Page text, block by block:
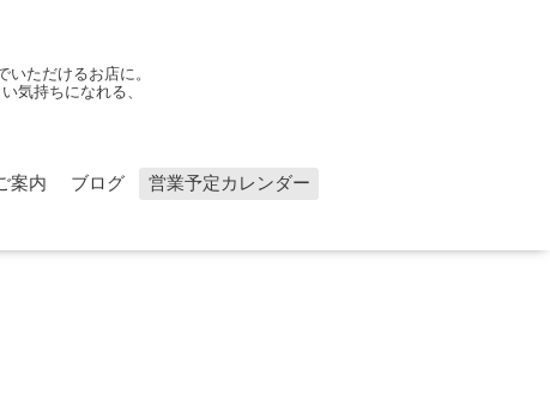
ただけるお店に。
気持ちになれる、
案内 ブログ
営業予定カレンダー